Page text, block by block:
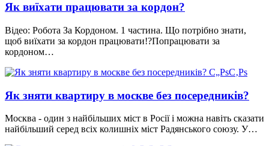
Як виїхати працювати за кордон?
Відео: Робота За Кордоном. 1 частина. Що потрібно знати,
щоб виїхати за кордон працювати!?Попрацювати за
кордоном…
Як зняти квартиру в москве без посередників?
Москва - один з найбільших міст в Росії і можна навіть сказати
найбільший серед всіх колишніх міст Радянського союзу. У…